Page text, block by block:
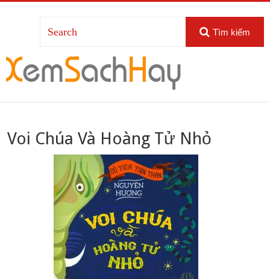
Tìm kiếm
Voi Chúa Và Hoàng Tử Nhỏ